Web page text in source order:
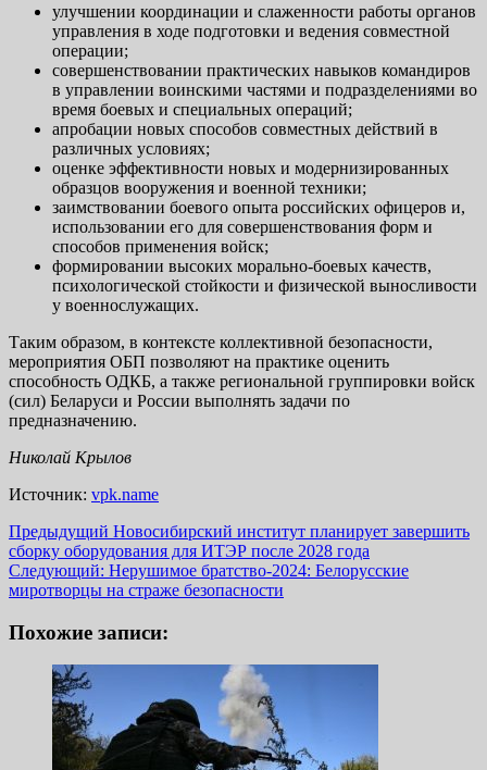
улучшении координации и слаженности работы органов
управления в ходе подготовки и ведения совместной
операции;
совершенствовании практических навыков командиров
в управлении воинскими частями и подразделениями во
время боевых и специальных операций;
апробации новых способов совместных действий в
различных условиях;
оценке эффективности новых и модернизированных
образцов вооружения и военной техники;
заимствовании боевого опыта российских офицеров и,
использовании его для совершенствования форм и
способов применения войск;
формировании высоких морально-боевых качеств,
психологической стойкости и физической выносливости
у военнослужащих.
Таким образом, в контексте коллективной безопасности,
мероприятия ОБП позволяют на практике оценить
способность ОДКБ, а также региональной группировки войск
(сил) Беларуси и России выполнять задачи по
предназначению.
Николай Крылов
Источник: vpk.name
Навигация
записи
Предыдущий Новосибирский институт планирует завершить
сборку оборудования для ИТЭР после 2028 года
Следующий: Нерушимое братство-2024: Белорусские
миротворцы на страже безопасности
Похожие записи: